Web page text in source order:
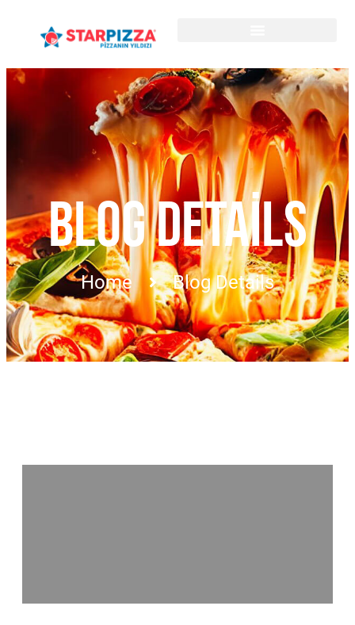
BLOG DETAILS
Home Blog Details